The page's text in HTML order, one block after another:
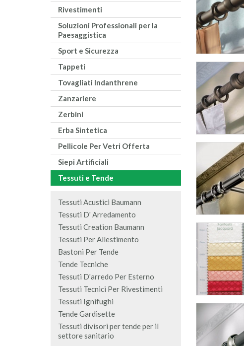
Rivestimenti
Soluzioni Professionali per la
Paesaggistica
Sport e Sicurezza
Tappeti
Tovagliati Indanthrene
Zanzariere
Zerbini
Erba Sintetica
Pellicole Per Vetri Offerta
Siepi Artificiali
Tessuti e Tende
Tessuti Acustici Baumann
Tessuti D' Arredamento
Tessuti Creation Baumann
Tessuti Per Allestimento
Bastoni Per Tende
Tende Tecniche
Tessuti D'arredo Per Esterno
Tessuti Tecnici Per Rivestimenti
Tessuti Ignifughi
Tende Gardisette
Tessuti divisori per tende per il
settore sanitario